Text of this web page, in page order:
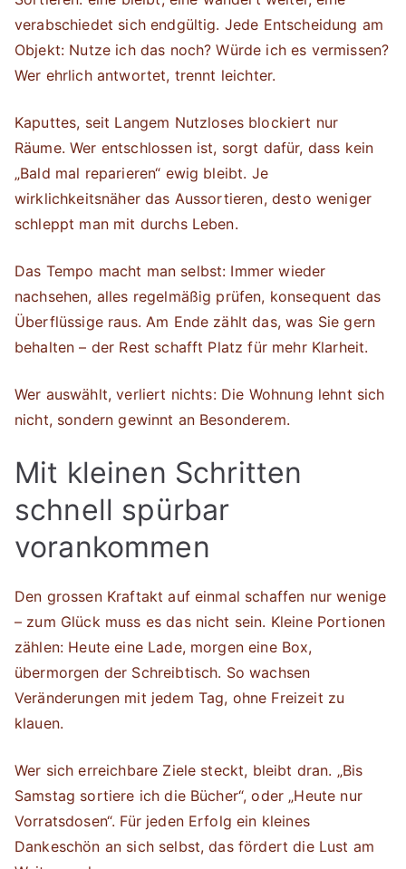
verabschiedet sich endgültig. Jede Entscheidung am
Objekt: Nutze ich das noch? Würde ich es vermissen?
Wer ehrlich antwortet, trennt leichter.
Kaputtes, seit Langem Nutzloses blockiert nur
Räume. Wer entschlossen ist, sorgt dafür, dass kein
„Bald mal reparieren“ ewig bleibt. Je
wirklichkeitsnäher das Aussortieren, desto weniger
schleppt man mit durchs Leben.
Das Tempo macht man selbst: Immer wieder
nachsehen, alles regelmäßig prüfen, konsequent das
Überflüssige raus. Am Ende zählt das, was Sie gern
behalten – der Rest schafft Platz für mehr Klarheit.
Wer auswählt, verliert nichts: Die Wohnung lehnt sich
nicht, sondern gewinnt an Besonderem.
Mit kleinen Schritten
schnell spürbar
vorankommen
Den grossen Kraftakt auf einmal schaffen nur wenige
– zum Glück muss es das nicht sein. Kleine Portionen
zählen: Heute eine Lade, morgen eine Box,
übermorgen der Schreibtisch. So wachsen
Veränderungen mit jedem Tag, ohne Freizeit zu
klauen.
Wer sich erreichbare Ziele steckt, bleibt dran. „Bis
Samstag sortiere ich die Bücher“, oder „Heute nur
Vorratsdosen“. Für jeden Erfolg ein kleines
Dankeschön an sich selbst, das fördert die Lust am